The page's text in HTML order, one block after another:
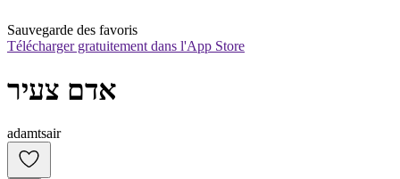
Sauvegarde des favoris
Télécharger gratuitement dans l'App Store
אדם צעיר
adamtsair